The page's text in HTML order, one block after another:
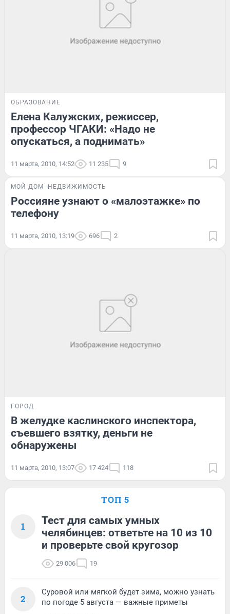
ОБРАЗОВАНИЕ
Елена Калужских, режиссер,
профессор ЧГАКИ: «Надо не
опускаться, а поднимать»
11 марта, 2010, 14:52 11 235 9
МОЙ ДОМ НЕДВИЖИМОСТЬ
Россияне узнают о «малоэтажке» по
телефону
11 марта, 2010, 13:19 696 2
ГОРОД
В желудке каслинского инспектора,
съевшего взятку, деньги не
обнаружены
11 марта, 2010, 13:07 17 424 118
ТОП 5
1
Тест для самых умных
челябинцев: ответьте на 10 из 10
и проверьте свой кругозор
29 006 19
2
Суровой или мягкой будет зима, можно узнать
по погоде 5 августа — важные приметы